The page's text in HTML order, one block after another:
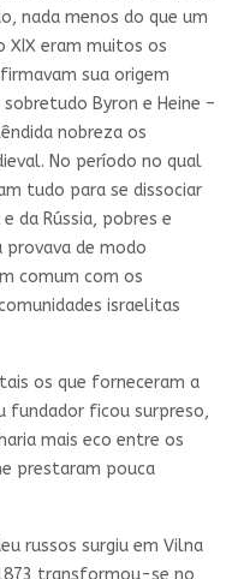
nada menos do que um
XIX eram muitos os
sua origem
Byron e Heine –
nobreza os
No período no qual
tudo para se dissociar
da Rússia, pobres e
de modo
comum com os
israelitas
os que forneceram a
fundador ficou surpreso,
mais eco entre os
prestaram pouca
russos surgiu em Vilna
transformou-se no